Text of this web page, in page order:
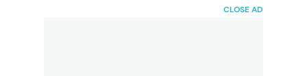
CLOSE AD